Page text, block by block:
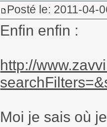
Posté le: 2011-04-
Enfin enfin :
http://
Moi je sais où